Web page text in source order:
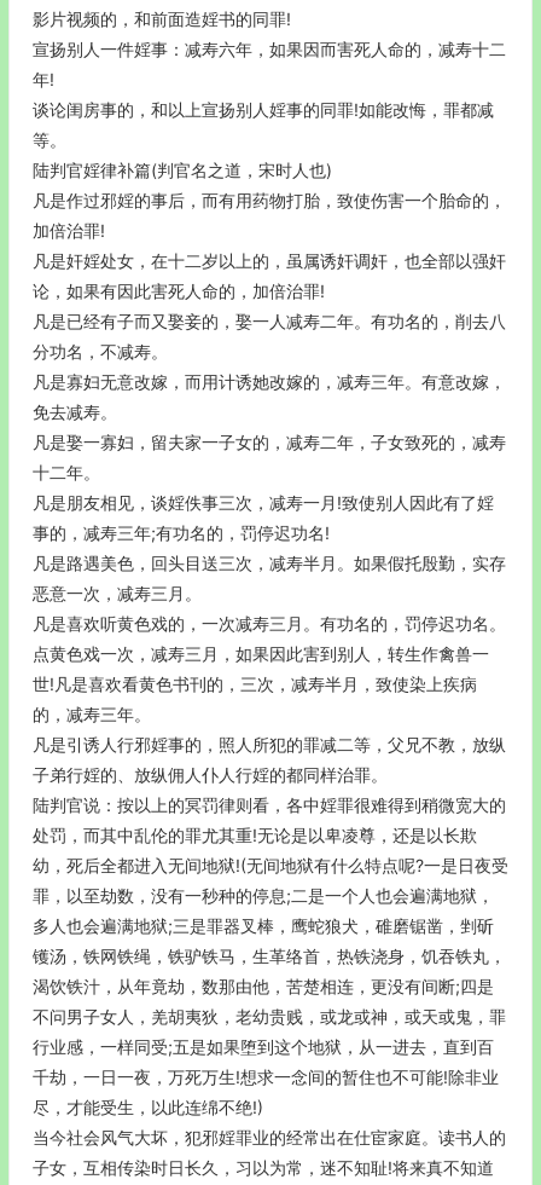
影片视频的，和前面造婬书的同罪!
宣扬别人一件婬事：减寿六年，如果因而害死人命的，减寿十二
年!
谈论闺房事的，和以上宣扬别人婬事的同罪!如能改悔，罪都减
等。
陆判官婬律补篇(判官名之道，宋时人也)
凡是作过邪婬的事后，而有用药物打胎，致使伤害一个胎命的，
加倍治罪!
凡是奸婬处女，在十二岁以上的，虽属诱奸调奸，也全部以强奸
论，如果有因此害死人命的，加倍治罪!
凡是已经有子而又娶妾的，娶一人减寿二年。有功名的，削去八
分功名，不减寿。
凡是寡妇无意改嫁，而用计诱她改嫁的，减寿三年。有意改嫁，
免去减寿。
凡是娶一寡妇，留夫家一子女的，减寿二年，子女致死的，减寿
十二年。
凡是朋友相见，谈婬佚事三次，减寿一月!致使别人因此有了婬
事的，减寿三年;有功名的，罚停迟功名!
凡是路遇美色，回头目送三次，减寿半月。如果假托殷勤，实存
恶意一次，减寿三月。
凡是喜欢听黄色戏的，一次减寿三月。有功名的，罚停迟功名。
点黄色戏一次，减寿三月，如果因此害到别人，转生作禽兽一
世!凡是喜欢看黄色书刊的，三次，减寿半月，致使染上疾病
的，减寿三年。
凡是引诱人行邪婬事的，照人所犯的罪减二等，父兄不教，放纵
子弟行婬的、放纵佣人仆人行婬的都同样治罪。
陆判官说：按以上的冥罚律则看，各中婬罪很难得到稍微宽大的
处罚，而其中乱伦的罪尤其重!无论是以卑凌尊，还是以长欺
幼，死后全都进入无间地狱!(无间地狱有什么特点呢?一是日夜受
罪，以至劫数，没有一秒种的停息;二是一个人也会遍满地狱，
多人也会遍满地狱;三是罪器叉棒，鹰蛇狼犬，碓磨锯凿，剉斫
镬汤，铁网铁绳，铁驴铁马，生革络首，热铁浇身，饥吞铁丸，
渴饮铁汁，从年竟劫，数那由他，苦楚相连，更没有间断;四是
不问男子女人，羌胡夷狄，老幼贵贱，或龙或神，或天或鬼，罪
行业感，一样同受;五是如果堕到这个地狱，从一进去，直到百
千劫，一日一夜，万死万生!想求一念间的暂住也不可能!除非业
尽，才能受生，以此连绵不绝!)
当今社会风气大坏，犯邪婬罪业的经常出在仕宦家庭。读书人的
子女，互相传染时日长久，习以为常，迷不知耻!将来真不知道